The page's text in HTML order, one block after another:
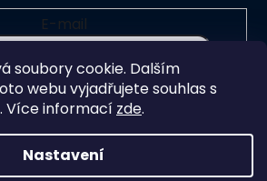
soubory cookie. Dalším
webu vyjadřujete souhlas s
Více informací zde.
Nastavení
E-mail
souhlasíte spodmínkami ochrany
osobních údajů
Přihlásit se